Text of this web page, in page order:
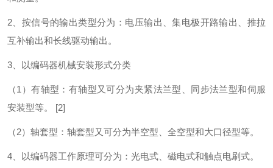
2、按信号的输出类型分为：电压输出、集电极开路输出、推拉
互补输出和长线驱动输出。
3、以编码器机械安装形式分类
（1）有轴型：有轴型又可分为夹紧法兰型、同步法兰型和伺服
安装型等。
[2]
（2）轴套型：轴套型又可分为半空型、全空型和大口径型等。
4、以编码器工作原理可分为：光电式、磁电式和触点电刷式。